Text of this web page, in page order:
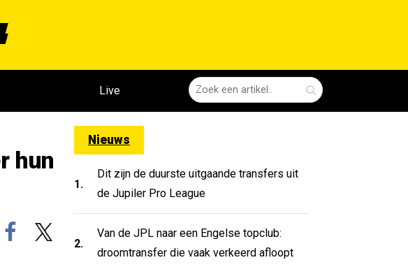
Live
hun
Nieuws
1.
Dit zijn de duurste uitgaande transfers uit
de Jupiler Pro League
2.
Van de JPL naar een Engelse topclub:
droomtransfer die vaak verkeerd afloopt